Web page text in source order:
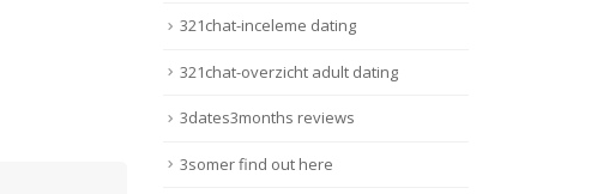
321chat-inceleme dating
321chat-overzicht adult dating
3dates3months reviews
3somer find out here